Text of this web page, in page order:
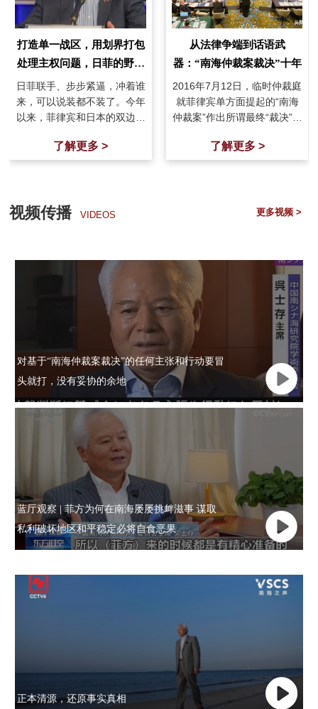
打造单一战区，用划界打包
处理主权问题，日菲的野心
不装了？
日菲联手、步步紧逼，冲着谁
来，可以说装都不装了。今年
以来，菲律宾和日本的双边关
入协定》的基础上
了解更多 >
从法律争端到话语武
器：“南海仲裁案裁决”十年
2016年7月12日，临时仲裁庭
就菲律宾单方面提起的“南海
仲裁案”作出所谓最终“裁决”。
庭”越权
了解更多 >
视频传播 VIDEOS 更多视频 >
对基于“南海仲裁案裁决”的任何主张和行动要冒
头就打，没有妥协的余地
蓝厅观察 | 菲方为何在南海屡屡挑衅滋事 谋取
私利破坏地区和平稳定必将自食恶果
正本清源，还原事实真相